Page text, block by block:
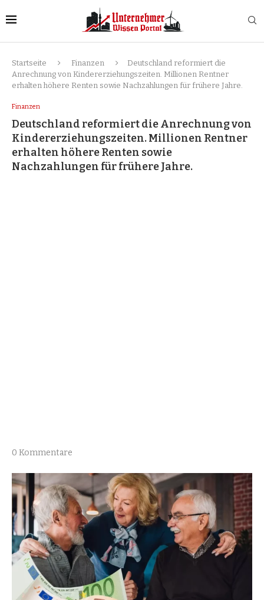
Startseite Finanzen
Deutschland reformiert die
Anrechnung von Kindererziehungszeiten. Millionen Rentner
erhalten höhere Renten sowie Nachzahlungen für frühere Jahre.
Finanzen
Deutschland reformiert die Anrechnung von
Kindererziehungszeiten. Millionen Rentner
erhalten höhere Renten sowie
Nachzahlungen für frühere Jahre.
0 Kommentare